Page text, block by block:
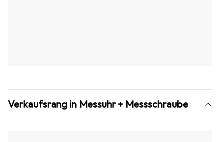
Verkaufsrang in Messuhr + Messschraube